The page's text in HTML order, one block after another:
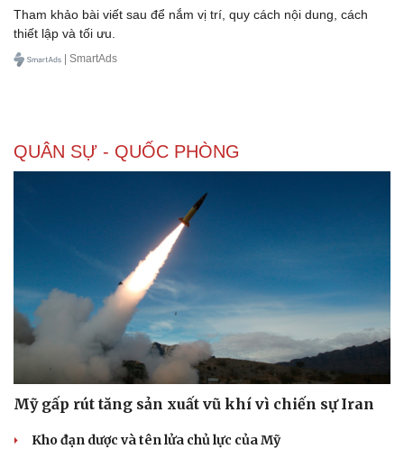
Doanh nhân
Vì cộng đồng
Trải nghiệm
Tham khảo bài viết sau để nắm vị trí, quy cách nội dung, cách
thiết lập và tối ưu.
| SmartAds
QUÂN SỰ - QUỐC PHÒNG
Mỹ gấp rút tăng sản xuất vũ khí vì chiến sự Iran
Kho đạn dược và tên lửa chủ lực của Mỹ